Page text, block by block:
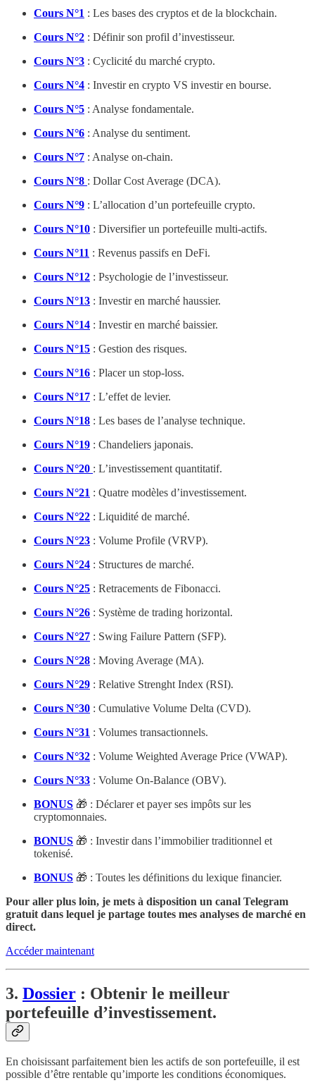
Cours N°1 : Les bases des cryptos et de la blockchain.
Cours N°2 : Définir son profil d’investisseur.
Cours N°3 : Cyclicité du marché crypto.
Cours N°4 : Investir en crypto VS investir en bourse.
Cours N°5 : Analyse fondamentale.
Cours N°6 : Analyse du sentiment.
Cours N°7 : Analyse on-chain.
Cours N°8 : Dollar Cost Average (DCA).
Cours N°9 : L’allocation d’un portefeuille crypto.
Cours N°10 : Diversifier un portefeuille multi-actifs.
Cours N°11 : Revenus passifs en DeFi.
Cours N°12 : Psychologie de l’investisseur.
Cours N°13 : Investir en marché haussier.
Cours N°14 : Investir en marché baissier.
Cours N°15 : Gestion des risques.
Cours N°16 : Placer un stop-loss.
Cours N°17 : L’effet de levier.
Cours N°18 : Les bases de l’analyse technique.
Cours N°19 : Chandeliers japonais.
Cours N°20 : L’investissement quantitatif.
Cours N°21 : Quatre modèles d’investissement.
Cours N°22 : Liquidité de marché.
Cours N°23 : Volume Profile (VRVP).
Cours N°24 : Structures de marché.
Cours N°25 : Retracements de Fibonacci.
Cours N°26 : Système de trading horizontal.
Cours N°27 : Swing Failure Pattern (SFP).
Cours N°28 : Moving Average (MA).
Cours N°29 : Relative Strenght Index (RSI).
Cours N°30 : Cumulative Volume Delta (CVD).
Cours N°31 : Volumes transactionnels.
Cours N°32 : Volume Weighted Average Price (VWAP).
Cours N°33 : Volume On-Balance (OBV).
BONUS 🎁 : Déclarer et payer ses impôts sur les
cryptomonnaies.
BONUS 🎁 : Investir dans l’immobilier traditionnel et
tokenisé.
BONUS 🎁 : Toutes les définitions du lexique financier.
Pour aller plus loin, je mets à disposition un canal Telegram
gratuit dans lequel je partage toutes mes analyses de marché en
direct.
Accéder maintenant
3. Dossier : Obtenir le meilleur
portefeuille d’investissement.
En choisissant parfaitement bien les actifs de son portefeuille, il est
possible d’être rentable qu’importe les conditions économiques.